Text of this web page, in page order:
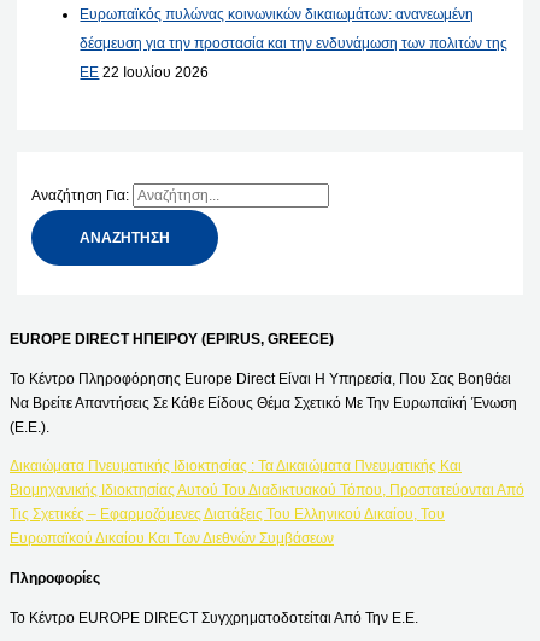
Ευρωπαϊκός πυλώνας κοινωνικών δικαιωμάτων: ανανεωμένη
δέσμευση για την προστασία και την ενδυνάμωση των πολιτών της
ΕΕ 22 Ιουλίου 2026
Αναζήτηση Για:
EUROPE DIRECT ΗΠΕΙΡΟΥ (EPIRUS, GREECE)
Το Κέντρο Πληροφόρησης Europe Direct Είναι Η Υπηρεσία, Που Σας Βοηθάει
Να Βρείτε Απαντήσεις Σε Κάθε Είδους Θέμα Σχετικό Με Την Ευρωπαϊκή Ένωση
(Ε.Ε.).
Δικαιώματα Πνευματικής Ιδιοκτησίας : Τα Δικαιώματα Πνευματικής Και
Βιομηχανικής Ιδιοκτησίας Αυτού Του Διαδικτυακού Τόπου, Προστατεύονται Από
Τις Σχετικές – Εφαρμοζόμενες Διατάξεις Του Ελληνικού Δικαίου, Του
Ευρωπαϊκού Δικαίου Και Των Διεθνών Συμβάσεων
Πληροφορίες
Το Κέντρο EUROPE DIRECT Συγχρηματοδοτείται Από Την Ε.Ε.